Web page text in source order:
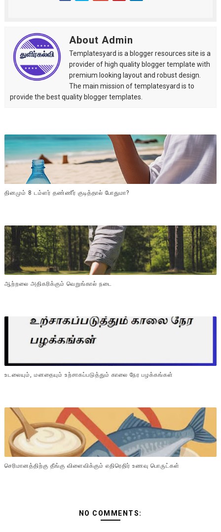
About Admin
Templatesyard is a blogger resources site is a
provider of high quality blogger template with
premium looking layout and robust design.
The main mission of templatesyard is to
provide the best quality blogger templates.
தினமும் 8 டம்ளர் தண்ணீர் குடித்தால் போதுமா?
ஆற்றலை அதிகரிக்கும் வெறுங்கால் நடை
உடலையும், மனதையும் உற்சாகப்படுத்தும் காலை நேர பழக்கங்கள்
செரிமானத்திற்கு தீங்கு விளைவிக்கும் எதிரெதிர் உணவு பொருட்கள்
NO COMMENTS: